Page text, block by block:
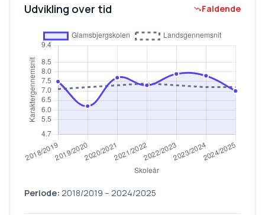
Udvikling over tid Faldende
Periode: 2018/2019 – 2024/2025